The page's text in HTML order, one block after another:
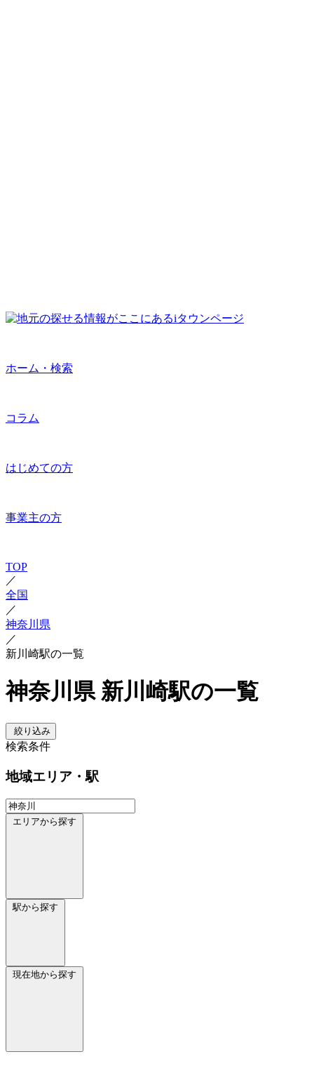
ホーム・検索
コラム
はじめての方
事業主の方
TOP
／
全国
／
神奈川県
／
新川崎駅の一覧
神奈川県 新川崎駅の一覧
絞り込み
検索条件
地域エリア・駅
エリアから探す
駅から探す
現在地から探す